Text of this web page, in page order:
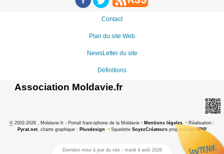
Contact
Plan du site Web
NewsLetter du site
Définitions
Association Moldavie.fr
© 2002-2026 , Moldavie.fr - Portail francophone de la Moldavie • Mentions légales • Réalisation :
Pyrat.net , charte graphique : Plusdesign • Squelette SoyezCréateurs propulsé par SPIP
Dernière mise à jour du site : mardi 4 août 2026